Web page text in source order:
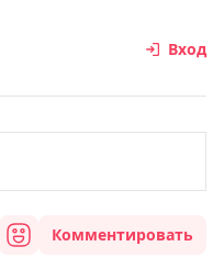
Вход
Комментировать